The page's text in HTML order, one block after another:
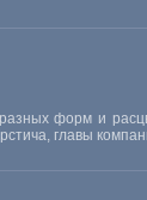
форм и
главы